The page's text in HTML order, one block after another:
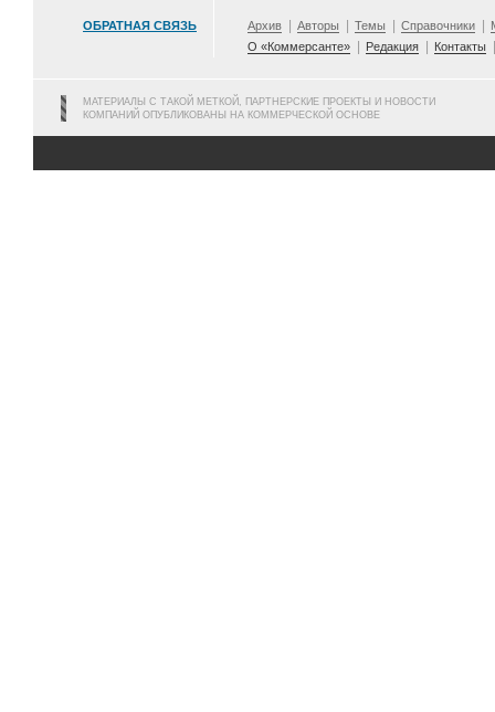
ОБРАТНАЯ СВЯЗЬ Архив Авторы Темы Справочники
О «Коммерсанте»
Редакция Контакты
МАТЕРИАЛЫ С ТАКОЙ МЕТКОЙ, ПАРТНЕРСКИЕ ПРОЕКТЫ И НОВОСТИ
КОМПАНИЙ ОПУБЛИКОВАНЫ НА КОММЕРЧЕСКОЙ ОСНОВЕ